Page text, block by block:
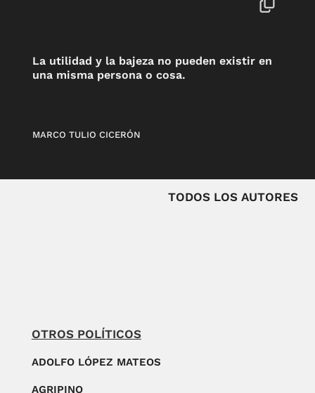
La utilidad y la bajeza no pueden existir en
una misma persona o cosa.
MARCO TULIO CICERÓN
TODOS LOS AUTORES
OTROS POLÍTICOS
ADOLFO LÓPEZ MATEOS
AGRIPINO